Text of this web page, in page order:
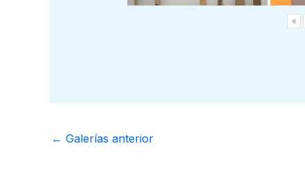
«
← Galerías anterior